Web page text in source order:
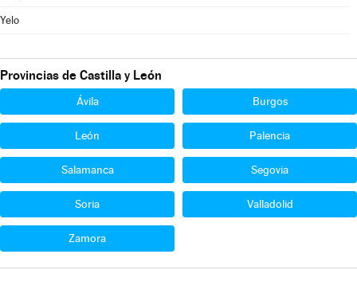
Yelo
Provincias de Castilla y León
Ávila Burgos
León Palencia
Salamanca Segovia
Soria Valladolid
Zamora